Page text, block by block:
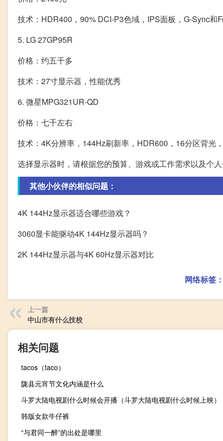
技术：HDR400，90% DCI-P3色域，IPS面板，G-Sync和
5. LG 27GP95R
价格：约五千多
技术：27寸显示器，性能优秀
6. 微星MPG321UR-QD
价格：七千左右
技术：4K分辨率，144Hz刷新率，HDR600，16分区背光
选择显示器时，请根据您的预算、游戏或工作需求以及个人
其他小伙伴的相似问题：
4K 144Hz显示器适合哪些游戏？
3060显卡能驱动4K 144Hz显示器吗？
2K 144Hz显示器与4K 60Hz显示器对比
网络标签：
上一篇
中山市有什么技校
相关问题
tacos（taco）
陇县元宵节文化内涵是什么
斗罗大陆电视剧什么时候会开播（斗罗大陆电视剧什么时候上映）
韩版女款牛仔裤
“与君同一醉”的出处是哪里